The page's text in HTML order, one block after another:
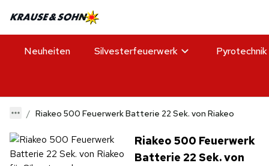
Neuheiten Silvesterfeuerwerk Pyrotechnik
Riakeo 500 Feuerwerk Batterie 22 Sek. von Riakeo
Riakeo 500 Feuerwerk
Batterie 22 Sek. von